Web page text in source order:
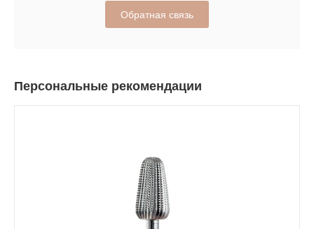
Обратная связь
Персональные рекомендации